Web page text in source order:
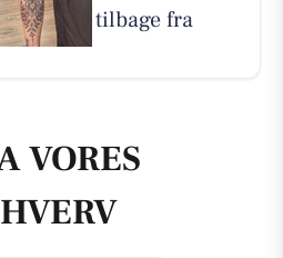
ApS er tilbage fra
VORES